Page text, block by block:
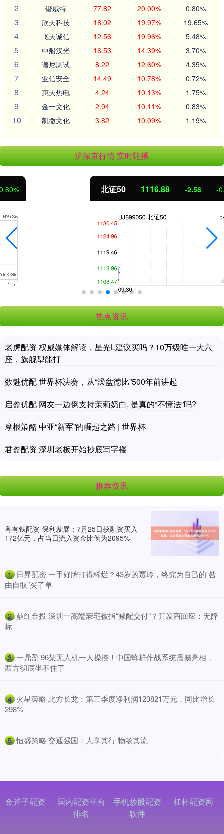
2 锴威特 77.82 20.00% 0.80%
3 欣天科技 18.02 19.97% 19.65%
4 飞天诚信 12.56 19.96% 5.48%
5 中船汉光 16.53 14.39% 3.70%
6 谱尼测试 8.22 12.60% 4.35%
7 亚信安全 14.49 10.78% 0.72%
8 惠天热电 4.24 10.13% 1.75%
9 金一文化 2.94 10.11% 0.83%
10 凯撒文化 3.82 10.09% 1.19%
沪深京行情 实时轮播
1116.88 -2.58 -0.23%
热点资讯
老虎配资 权威媒体解读，星光L建议买吗？10万级唯一大六
座，旗舰型能打
数魅优配 世界杯决赛，从“澡盆德比”500年前讲起
启盈优配 网友一边倒支持茉莉奶白, 是真的“不懂法”吗?
摩根策酪 中亚“新军”的崛起之路 | 世界杯
君盈配资 深圳老板开始抄底写字楼
推荐资讯
粤有钱配资 保利发展：7月25日获融资买入
172亿元，占当日流入资金比例为2095%
1 ​日昇配资 一手好牌打得稀烂？43岁的贾玲，终究为自己的“咎
由自取”买了单
2 ​鼎红金投 深圳一高端豪宅被指“减配交付”？开发商回应：无降
标
3 ​一鼎盈 96架无人机一人操控！中国蜂群作战系统震撼亮相，
西方彻底坐不住了
4 ​火星策略 北方长龙：第三季度净利润123821万元，同比增长
298%
5 ​恒盛策略 交通强国：人享其行 物畅其流
金斧子配资
国内配资平台
排名
手机炒股配资
软件
杠杆配资网